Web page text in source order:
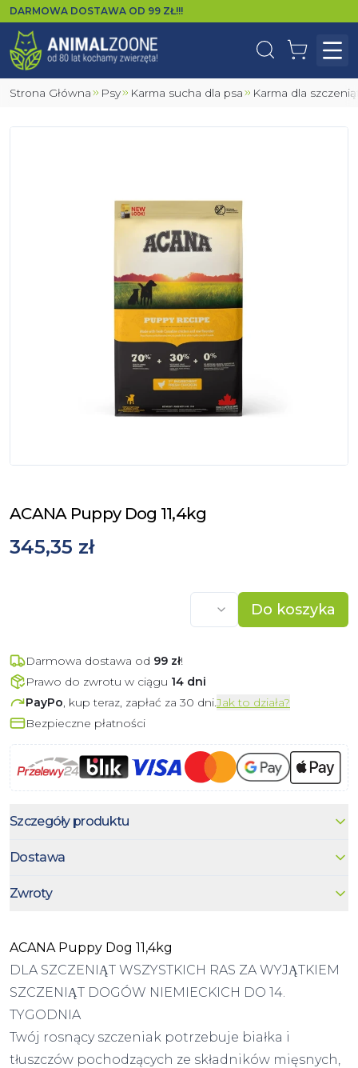
DARMOWA DOSTAWA OD 99 ZŁ!!!
WyszukajKoszyk
Strona Główna Psy Karma sucha dla psa Karma dla
ACANA Puppy Dog 11,4kg
345,35 zł
Do koszyka
Darmowa dostawa od 99 zł!
Prawo do zwrotu w ciągu 14 dni
PayPo, kup teraz, zapłać za 30 dni.Jak to działa?
Bezpieczne płatności
Szczegóły produktu
Dostawa
Zwroty
ACANA Puppy Dog 11,4kg
DLA SZCZENIĄT WSZYSTKICH RAS ZA WYJĄTKIEM
SZCZENIĄT DOGÓW NIEMIECKICH DO 14.
TYGODNIA
Twój rosnący szczeniak potrzebuje białka i
tłuszczów pochodzących ze składników mięsnych,